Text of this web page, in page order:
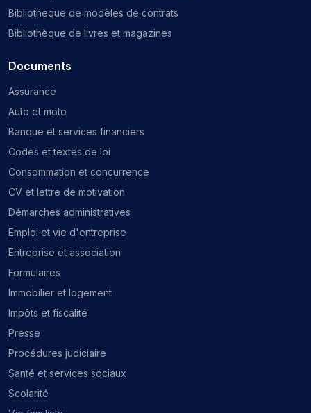
Documents
Assurance
Auto et moto
Banque et services financiers
Codes et textes de loi
Consommation et concurrence
CV et lettre de motivation
Démarches administratives
Emploi et vie d'entreprise
Entreprise et association
Formulaires
Immobilier et logement
Impôts et fiscalité
Presse
Procédures judiciaire
Santé et services sociaux
Scolarité
Bibliothèque de modèles de contrats
Bibliothèque de livres et magazines